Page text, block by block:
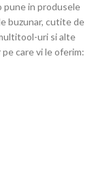
pune in produsele
buzunar, cutite de
uri si alte
care vi le oferim: